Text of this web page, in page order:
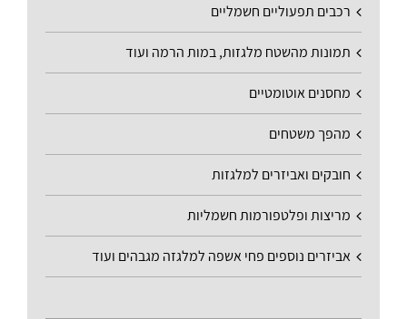
רכבים תפעוליים חשמליים
תמונות מהשטח מלגזות, במות הרמה ועוד
מחסנים אוטומטיים
מהפך משטחים
חובקים ואביזרים למלגזות
מריצות ופלטפורמות חשמליות
אביזרים נוספים פחי אשפה למלגזה מגבהים ועוד